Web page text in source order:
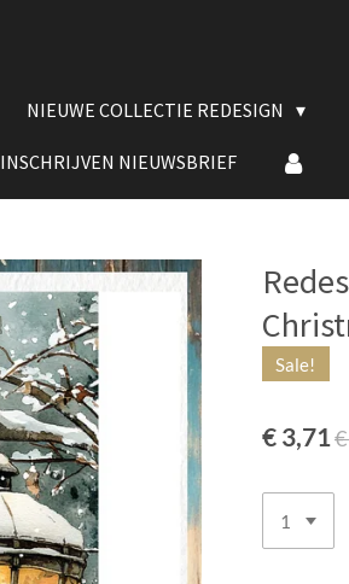
NIEUWE COLLECTIE REDESIGN
INSCHRIJVEN NIEUWSBRIEF
Sale!
€ 3,71